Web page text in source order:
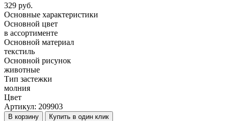
329 руб.
Основные характеристики
Основной цвет
в ассортименте
Основной материал
текстиль
Основной рисунок
животные
Тип застежки
молния
Цвет
Артикул: 209903
В корзину Купить в один клик